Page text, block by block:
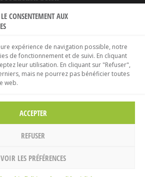
CONSENTEMENT AUX
expérience de navigation possible, notre
de fonctionnement et de suivi. En cliquant
leur utilisation. En cliquant sur "Refuser",
mais ne pourrez pas bénéficier toutes
web.
ACCEPTER
REFUSER
VOIR LES PRÉFÉRENCES
Services
DU SITE
Mentions légales
de confidentialité
de cookies